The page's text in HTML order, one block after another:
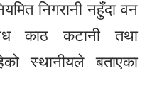
निगरानी नहुँदा वन
काठ कटानी तथा
स्थानीयले बताएका